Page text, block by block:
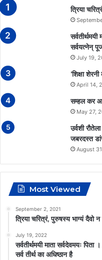
त्रिया
सर्वयत्नेन्
July 19,
‘शिक्षा
April 14,
सम्हल कर
May 27,
उर्वशी
जबरदस्त
August
Most Viewed
September 2, 2021
त्रिया चरित्रं, पुरुषस्य भाग्यं दैवो
July 19, 2022
सर्वतीर्थमयी माता सर्वदेवमयः
सर्व तीर्थ का अधिष्ठान है